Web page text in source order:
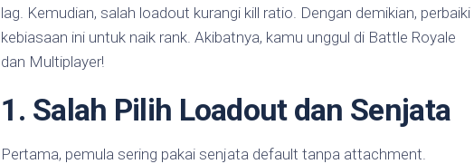
lag. Kemudian, salah loadout kurangi kill ratio. Dengan demikian, perbaiki
kebiasaan ini untuk naik rank. Akibatnya, kamu unggul di Battle Royale
dan Multiplayer!
1. Salah Pilih Loadout dan Senjata
Pertama, pemula sering pakai senjata default tanpa attachment.